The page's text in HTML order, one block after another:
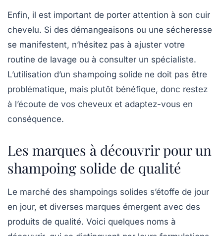
Enfin, il est important de porter attention à son cuir
chevelu. Si des démangeaisons ou une sécheresse
se manifestent, n’hésitez pas à ajuster votre
routine de lavage ou à consulter un spécialiste.
L’utilisation d’un shampoing solide ne doit pas être
problématique, mais plutôt bénéfique, donc restez
à l’écoute de vos cheveux et adaptez-vous en
conséquence.
Les marques à découvrir pour un
shampoing solide de qualité
Le marché des shampoings solides s’étoffe de jour
en jour, et diverses marques émergent avec des
produits de qualité. Voici quelques noms à